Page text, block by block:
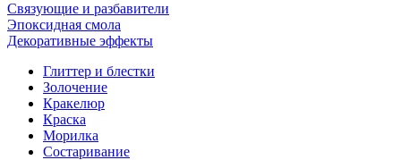
Связующие и разбавители
Эпоксидная смола
Декоративные эффекты
Глиттер и блестки
Золочение
Кракелюр
Краска
Морилка
Состаривание